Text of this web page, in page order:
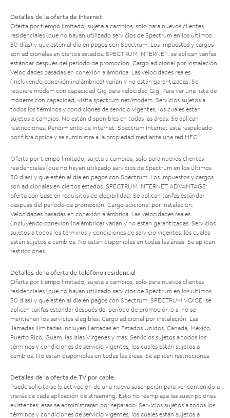
Detalles de la oferta de Internet
Oferta por tiempo limitado; sujeta a cambios; solo para nuevos clientes
residenciales (que no hayan utilizado servicios de Spectrum en los últimos
30 días) y que estén al día en pagos con Spectrum. Los impuestos y cargos
son adicionales en ciertos estados. SPECTRUM INTERNET: se aplican tarifas
estándar después del período de promoción. Cargo adicional por instalación.
Velocidades basadas en conexión alámbrica. Las velocidades reales
(incluyendo conexión inalámbrica) varían y no están garantizadas. Se
requiere módem con capacidad Gig para velocidad Gig. Para ver una lista de
módems con capacidad, visita spectrum.net/modem . Servicios sujetos a
todos los términos y condiciones de servicio vigentes, los cuales están
sujetos a cambios. No están disponibles en todas las áreas. Se aplican
restricciones. Rendimiento de Internet: Spectrum Internet está respaldado
por fibra óptica y se suministra a la propiedad mediante una red HFC.
Oferta por tiempo limitado; sujeta a cambios; solo para nuevos clientes
residenciales (que no hayan utilizado servicios de Spectrum en los últimos
30 días) y que estén al día en pagos con Spectrum. Los impuestos y cargos
son adicionales en ciertos estados. SPECTRUM INTERNET ADVANTAGE:
oferta con base en requisitos de elegibilidad. Se aplican tarifas estándar
después del período de promoción. Cargo adicional por instalación.
Velocidades basadas en conexión alámbrica. Las velocidades reales
(incluyendo conexión inalámbrica) varían y no están garantizadas. Servicios
sujetos a todos los términos y condiciones de servicio vigentes, los cuales
están sujetos a cambios. No están disponibles en todas las áreas. Se aplican
restricciones.
Detalles de la oferta de teléfono residencial
Oferta por tiempo limitado; sujeta a cambios; solo para nuevos clientes
residenciales (que no hayan utilizado servicios de Spectrum en los últimos
30 días) y que estén al día en pagos con Spectrum. SPECTRUM VOICE: se
aplican tarifas estándar después del período de promoción o si no se
mantienen los servicios elegibles. Cargo adicional por instalación. Las
llamadas ilimitadas incluyen llamadas en Estados Unidos, Canadá, México,
Puerto Rico, Guam, las Islas Vírgenes y más. Servicios sujetos a todos los
términos y condiciones de servicio vigentes, los cuales están sujetos a
cambios. No están disponibles en todas las áreas. Se aplican restricciones.
Detalles de la oferta de TV por cable
Puede solicitarse la activación de una nueva suscripción para ver contenido a
través de cada aplicación de streaming. Esto no reemplaza las suscripciones
existentes; esas se administrarán por separado. Servicios sujetos a todos los
términos y condiciones de servicio vigentes, los cuales están sujetos a